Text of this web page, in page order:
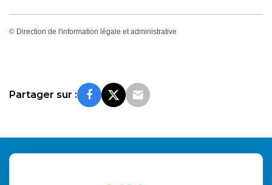
© Direction de l'information légale et administrative
Partager sur :